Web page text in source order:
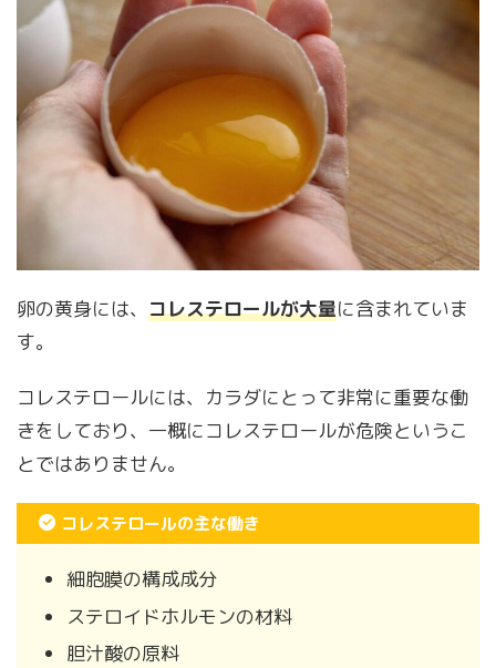
卵の黄身には、 コレステロールが大量に含まれていま
す。
コレステロールには、カラダにとって非常に重要な働
きをしており、一概にコレステロールが危険というこ
とではありません。
コレステロールの主な働き
細胞膜の構成成分
ステロイドホルモンの材料
胆汁酸の原料